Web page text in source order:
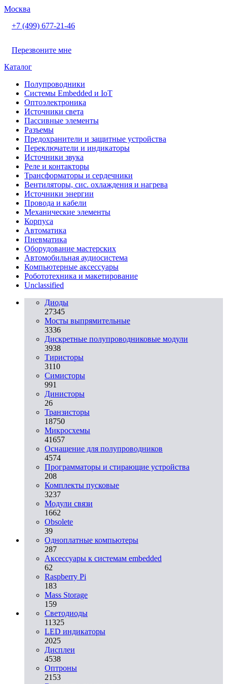
Москва
+7 (499) 677-21-46
Перезвоните мне
Каталог
Полупроводники
Системы Embedded и IoT
Oптоэлектроника
Источники света
Пассивные элементы
Разъeмы
Предохранители и защитные устройства
Переключатели и индикаторы
Источники звука
Реле и контакторы
Трансформаторы и сердечники
Вентиляторы, сис. охлаждения и нагрева
Источники энергии
Провода и кабели
Механические элементы
Корпуса
Автоматика
Пневматика
Оборудование мастерских
Автомобильная аудиосистема
Компьютерные аксессуары
Робототехника и макетирование
Unclassified
Диоды
27345
Мосты выпрямительные
3336
Дискретные полупроводниковые модули
3938
Тиристоры
3110
Симисторы
991
Динисторы
26
Транзисторы
18750
Микросхемы
41657
Оснащение для полупроводников
4574
Программаторы и стирающие устройства
208
Комплекты пусковые
3237
Модули связи
1662
Obsolete
39
Одноплатные компьютеры
287
Аксессуары к системам embedded
62
Raspberry Pi
183
Mass Storage
159
Светодиоды
11325
LED индикаторы
2025
Дисплеи
4538
Оптроны
2153